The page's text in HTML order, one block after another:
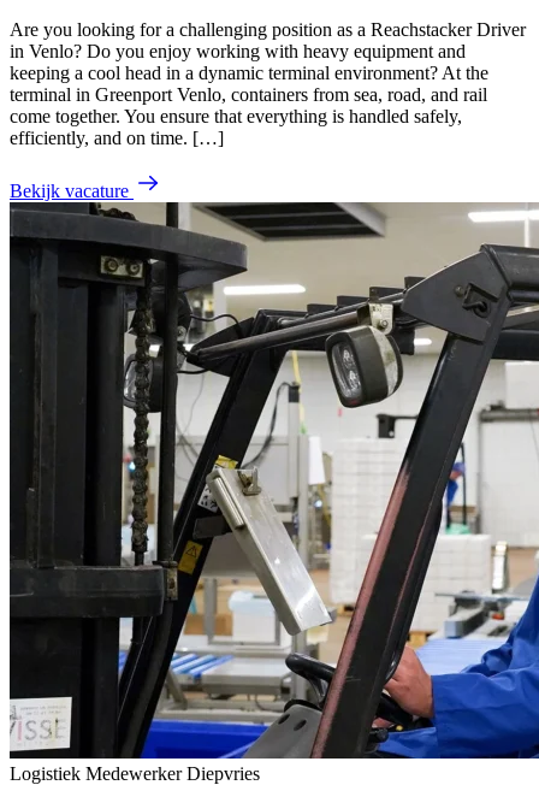
Are you looking for a challenging position as a Reachstacker Driver
in Venlo? Do you enjoy working with heavy equipment and
keeping a cool head in a dynamic terminal environment? At the
terminal in Greenport Venlo, containers from sea, road, and rail
come together. You ensure that everything is handled safely,
efficiently, and on time. […]
Bekijk vacature
Logistiek Medewerker Diepvries